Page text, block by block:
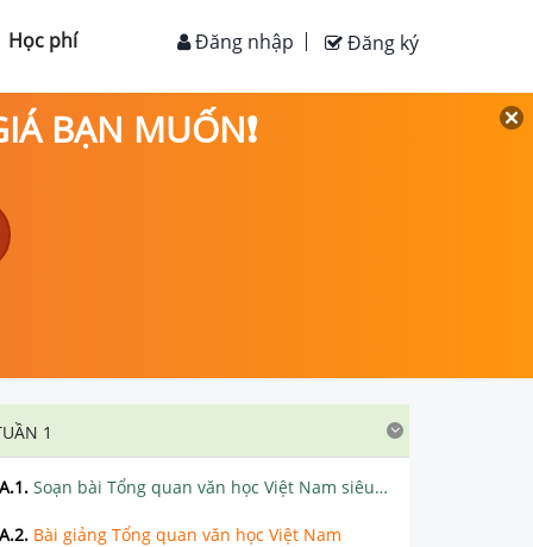
Học phí Đăng ký
Đăng nhập
BẠN MUỐN❗
1
A.1. Soạn bài Tổng quan văn học Việt Nam siêu ngắn
A.2. Bài giảng Tổng quan văn học Việt Nam